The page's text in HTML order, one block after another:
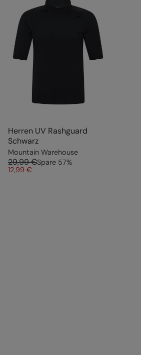
Herren UV Rashguard
Schwarz
Mountain Warehouse
29,99 €Spare 57%
12,99 €